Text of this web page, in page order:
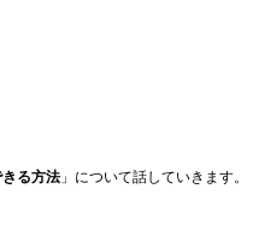
る方法 」について話していきます。